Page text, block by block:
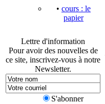
• cours : le
papier
Lettre d'information
Pour avoir des nouvelles de
ce site, inscrivez-vous à notre
Newsletter.
S'abonner